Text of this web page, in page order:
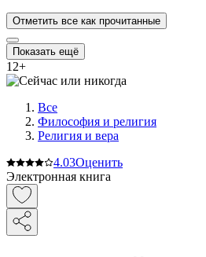
Отметить все как прочитанные
Показать ещё
12+
Все
Философия и религия
Религия и вера
4.03Оценить
Электронная книга